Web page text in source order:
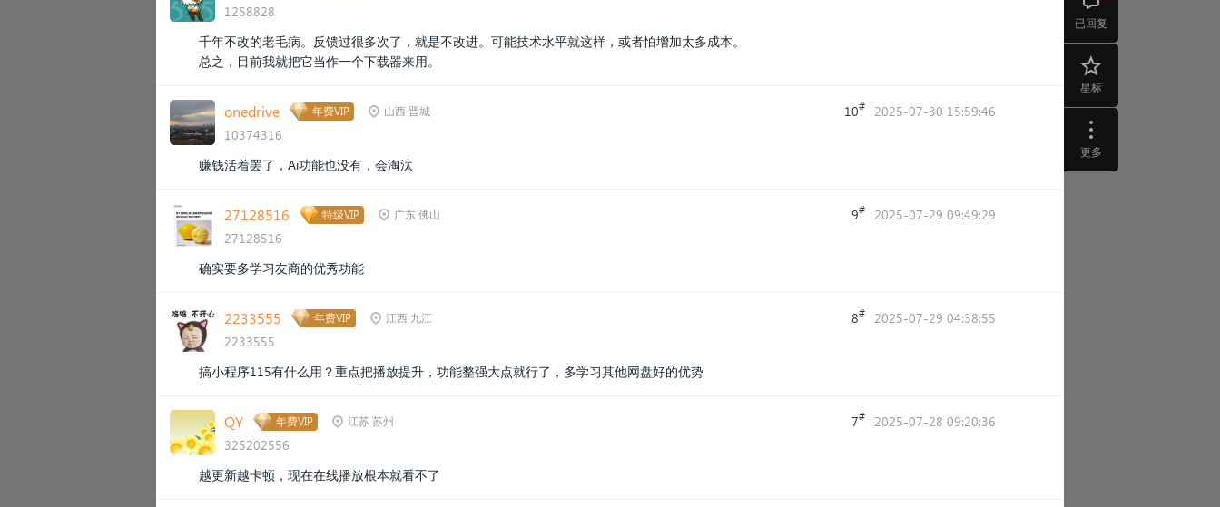
已回复
星标
更多
1258828
千年不改的老毛病。反馈过很多次了，就是不改进。可能技术水平就这样，或者怕增加太多成本。
总之，目前我就把它当作一个下载器来用。
onedrive 年费VIP 山西 晋城
10374316
10# 2025-07-30 15:59:46
赚钱活着罢了，Ai功能也没有，会淘汰
27128516 特级VIP 广东 佛山
27128516
9# 2025-07-29 09:49:29
确实要多学习友商的优秀功能
2233555 年费VIP 江西 九江
2233555
8# 2025-07-29 04:38:55
搞小程序115有什么用？重点把播放提升，功能整强大点就行了，多学习其他网盘好的优势
QY 年费VIP 江苏 苏州
325202556
7# 2025-07-28 09:20:36
越更新越卡顿，现在在线播放根本就看不了